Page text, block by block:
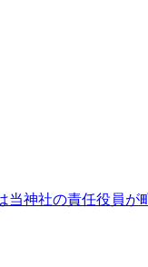
神社の責任役員